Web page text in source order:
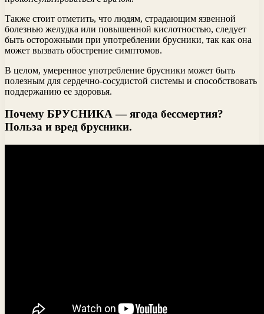
Также стоит отметить, что людям, страдающим язвенной
болезнью желудка или повышенной кислотностью, следует
быть осторожными при употреблении брусники, так как она
может вызвать обострение симптомов.
В целом, умеренное употребление брусники может быть
полезным для сердечно-сосудистой системы и способствовать
поддержанию ее здоровья.
Почему БРУСНИКА — ягода бессмертия?
Польза и вред брусники.